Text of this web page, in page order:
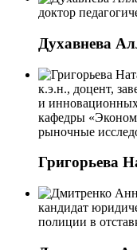
доктор
Духавнева
к.э.н., доцент,
и
кафедры
рыночные
Григорьева
кандидат
полиции в